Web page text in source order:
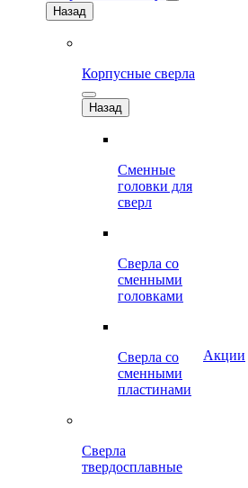
Назад
Корпусные сверла
Назад
Сменные
головки для
сверл
Сверла со
сменными
головками
Сверла со
сменными
пластинами
Сверла
твердосплавные
Акции